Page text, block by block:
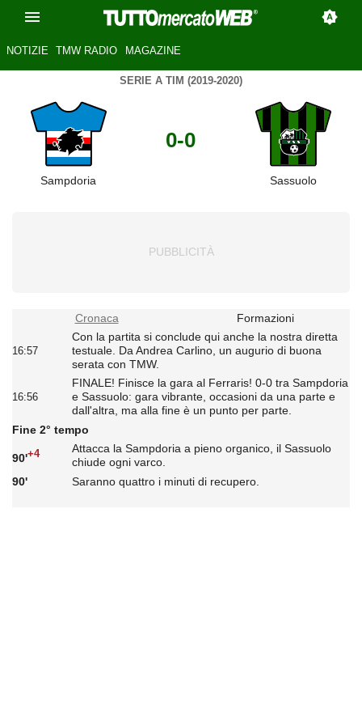
NOTIZIE TMW RADIO MAGAZINE
SERIE A TIM (2019-2020)
Sampdoria
0-0
Sassuolo
Cronaca Formazioni
16:57
Con la partita si conclude qui anche la nostra diretta
testuale. Da Andrea Carlino, un augurio di buona
serata con TMW.
16:56
FINALE! Finisce la gara al Ferraris! 0-0 tra Sampdoria
e Sassuolo: gara vibrante, occasioni da una parte e
dall'altra, ma alla fine è un punto per parte.
Fine 2° tempo
90'+4
Attacca la Sampdoria a pieno organico, il Sassuolo
chiude ogni varco.
90'
Saranno quattro i minuti di recupero.